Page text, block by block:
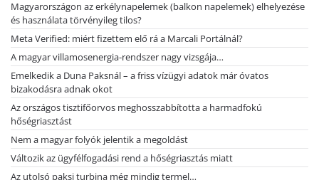
Magyarországon az erkélynapelemek (balkon napelemek) elhelyezése
és használata törvényileg tilos?
Meta Verified: miért fizettem elő rá a Marcali Portálnál?
A magyar villamosenergia-rendszer nagy vizsgája…
Emelkedik a Duna Paksnál – a friss vízügyi adatok már óvatos
bizakodásra adnak okot
Az országos tisztifőorvos meghosszabbította a harmadfokú
hőségriasztást
Nem a magyar folyók jelentik a megoldást
Változik az ügyfélfogadási rend a hőségriasztás miatt
Az utolsó paksi turbina még mindig termel…